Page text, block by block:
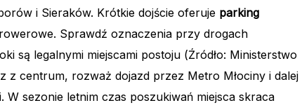
i Sieraków. Krótkie dojście oferuje parking
Sprawdź oznaczenia przy drogach
są legalnymi miejscami postoju (Źródło: Ministerstwo
z centrum, rozważ dojazd przez Metro Młociny i dalej
sezonie letnim czas poszukiwań miejsca skraca